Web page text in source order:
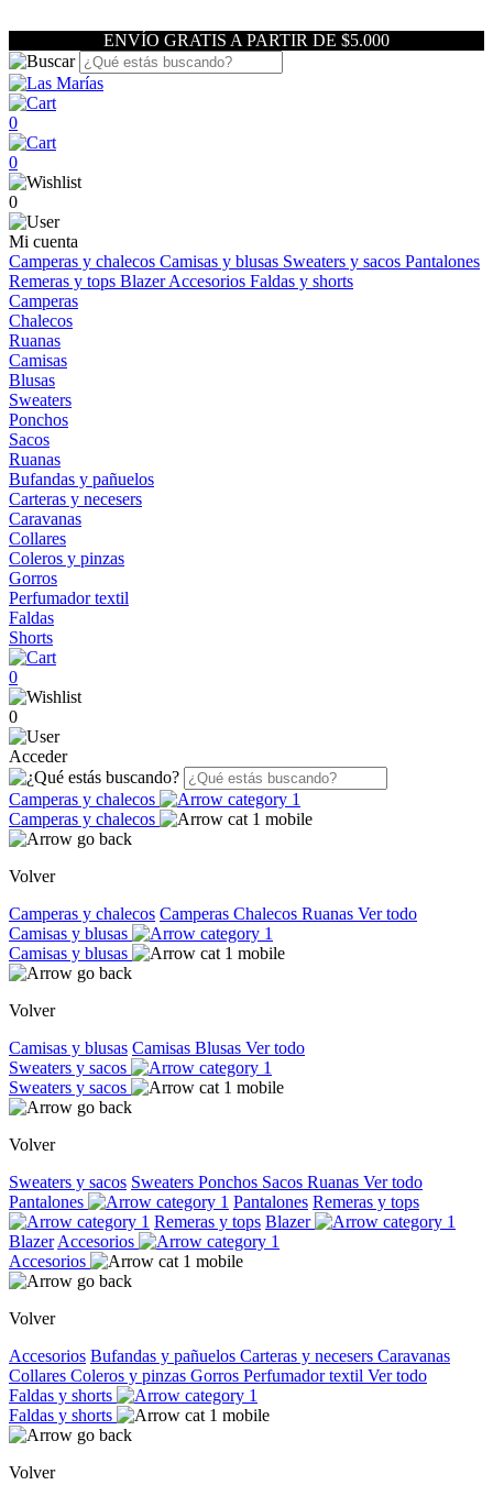
ENVÍO GRATIS A PARTIR DE $5.000
0
0
0
Mi cuenta
Camperas y chalecos Camisas y blusas Sweaters y sacos Pantalones
Remeras y tops BlazerAccesorios Faldas y shorts
Camperas
Chalecos
Ruanas
Camisas
Blusas
Sweaters
Ponchos
Sacos
Ruanas
Bufandas y pañuelos
Carteras y necesers
Caravanas
Collares
Coleros y pinzas
Gorros
Perfumador textil
Faldas
Shorts
0
0
Acceder
Camperas y chalecos
Camperas y chalecos
Volver
Camperas y chalecos Camperas Chalecos Ruanas Ver todo
Camisas y blusas
Camisas y blusas
Volver
Camisas y blusas Camisas Blusas Ver todo
Sweaters y sacos
Sweaters y sacos
Volver
Sweaters y sacos Sweaters Ponchos Sacos Ruanas Ver todo
Pantalones
Pantalones Remeras y tops
Remeras y tops Blazer
Blazer Accesorios
Accesorios
Volver
Accesorios Bufandas y pañuelos Carteras y necesers Caravanas
Collares Coleros y pinzas Gorros Perfumador textil Ver todo
Faldas y shorts
Faldas y shorts
Volver